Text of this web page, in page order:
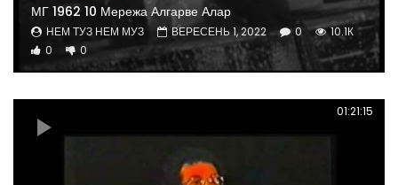
МГ 1962 10 Мережа Алгарве Алар
НЕМ ТУЗ НЕМ МУЗ ВЕРЕСЕНЬ 1, 2022 0
10.1К
0
0
01:21:15